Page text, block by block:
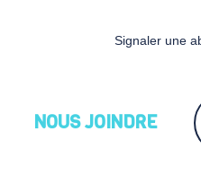
Signaler une
NOUS JOINDRE